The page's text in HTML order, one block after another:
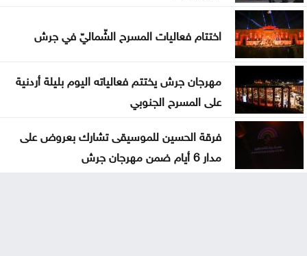
اختتام فعاليات المسرح الشّماليّ في جرش
مهرجان جرش يختتم فعالياته اليوم بليلة أردنية
على المسرح الجنوبي
فرقة الحسين للموسيقى تشارك بعروض على
مدار 6 أيام ضمن مهرجان جرش